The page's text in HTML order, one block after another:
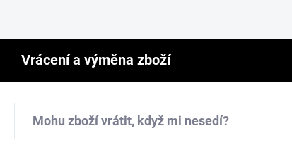
Vrácení a výměna zboží
Mohu zboží vrátit, když mi nesedí?